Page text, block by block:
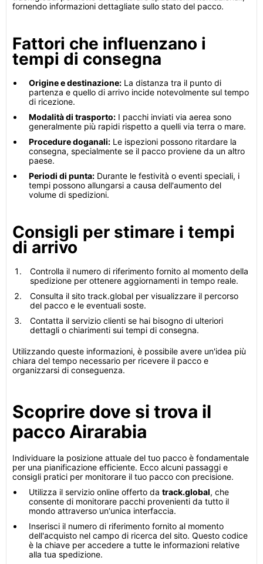
fornendo informazioni dettagliate sullo stato del pacco.
Fattori che influenzano i
tempi di consegna
Origine e destinazione: La distanza tra il punto di
partenza e quello di arrivo incide notevolmente sul tempo
di ricezione.
Modalità di trasporto: I pacchi inviati via aerea sono
generalmente più rapidi rispetto a quelli via terra o mare.
Procedure doganali: Le ispezioni possono ritardare la
consegna, specialmente se il pacco proviene da un altro
paese.
Periodi di punta: Durante le festività o eventi speciali, i
tempi possono allungarsi a causa dell'aumento del
volume di spedizioni.
Consigli per stimare i tempi
di arrivo
Controlla il numero di riferimento fornito al momento della
spedizione per ottenere aggiornamenti in tempo reale.
Consulta il sito track.global per visualizzare il percorso
del pacco e le eventuali soste.
Contatta il servizio clienti se hai bisogno di ulteriori
dettagli o chiarimenti sui tempi di consegna.
Utilizzando queste informazioni, è possibile avere un'idea più
chiara del tempo necessario per ricevere il pacco e
organizzarsi di conseguenza.
Scoprire dove si trova il
pacco Airarabia
Individuare la posizione attuale del tuo pacco è fondamentale
per una pianificazione efficiente. Ecco alcuni passaggi e
consigli pratici per monitorare il tuo pacco con precisione.
Utilizza il servizio online offerto da track.global, che
consente di monitorare pacchi provenienti da tutto il
mondo attraverso un'unica interfaccia.
Inserisci il numero di riferimento fornito al momento
dell'acquisto nel campo di ricerca del sito. Questo codice
è la chiave per accedere a tutte le informazioni relative
alla tua spedizione.